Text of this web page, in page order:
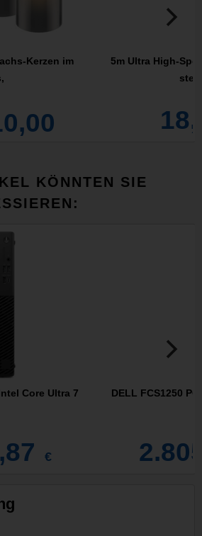
Kerzen im
5m Ultra High-
KÖNNTEN SIE
Core Ultra 7
€
DELL FCS1250